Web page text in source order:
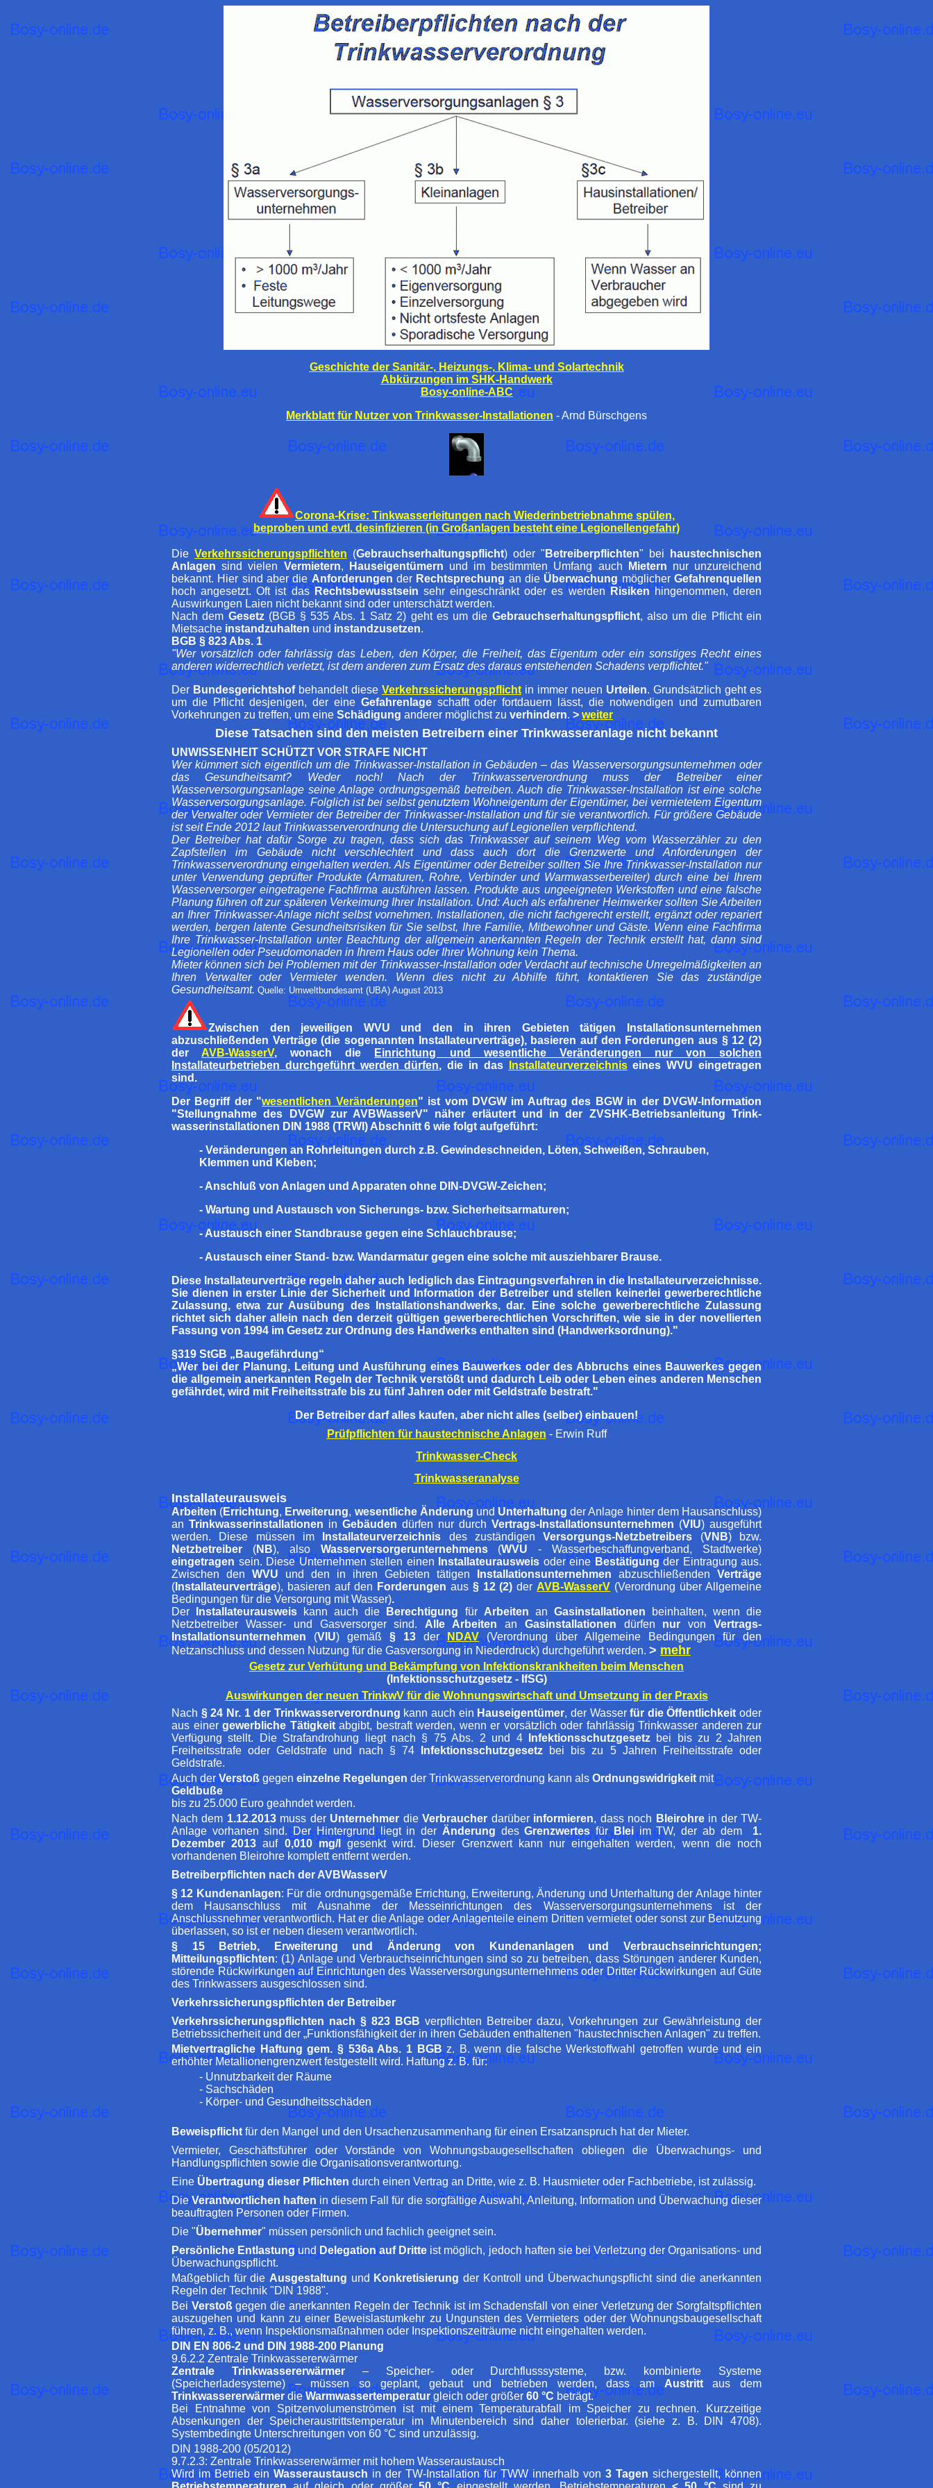
Geschichte der Sanitär-, Heizungs-, Klima- und Solartechnik
Abkürzungen im SHK-Handwerk
Bosy-online-ABC
Merkblatt für Nutzer von Trinkwasser-Installationen - Arnd Bürschgens
Corona-Krise: Tinkwasserleitungen nach Wiederinbetriebnahme spülen,
beproben und evtl. desinfizieren (in Großanlagen besteht eine Legionellengefahr)
Die Verkehrssicherungspflichten (Gebrauchserhaltungspflicht) oder " Betreiberpflichten" bei
haustechnischen
Anlagen sind vielen Vermietern, Hauseigentümern und im bestimmten Umfang auch Mietern nur unzureichend
bekannt. Hier sind aber die Anforderungen der Rechtsprechung an die Überwachung möglicherGefahrenquellen
hoch angesetzt. Oft ist das Rechtsbewusstsein sehr eingeschränkt oder es werdenRisikenhingenommen, deren
Auswirkungen Laien nicht bekannt sind oder unterschätzt werden.
Nach dem Gesetz(BGB § 535 Abs. 1 Satz 2) geht es um die Gebrauchserhaltungspflicht, also um die Pflicht ein
Mietsache instandzuhalten und instandzusetzen.
BGB § 823 Abs. 1
"Wer vorsätzlich oder fahrlässig das Leben, den Körper, die Freiheit, das Eigentum oder ein sonstiges Recht eines
anderen widerrechtlich verletzt, ist dem anderen zum Ersatz des daraus entstehenden Schadens verpflichtet."
Der Bundesgerichtshofbehandelt diese Verkehrssicherungspflicht in immer neuen Urteilen. Grundsätzlich geht es
um die Pflicht desjenigen, der eine Gefahrenlageschafft oder fortdauern lässt, die notwendigen und zumutbaren
Vorkehrungen zu treffen, um eine Schädigung anderer möglichst zu verhindern. > weiter
Diese Tatsachen sind den meisten Betreibern einer Trinkwasseranlage nicht bekannt
UNWISSENHEIT SCHÜTZT VOR STRAFE NICHT
Wer kümmert sich eigentlich um die Trinkwasser-Installation in Gebäuden – das Wasserversorgungsunternehmen oder
das Gesundheitsamt? Weder noch! Nach der Trinkwasserverordnung muss der Betreiber einer
Wasserversorgungsanlage seine Anlage ordnungsgemäß betreiben. Auch die Trinkwasser-Installation ist eine solche
Wasserversorgungsanlage. Folglich ist bei selbst genutztem Wohneigentum der Eigentümer, bei vermietetem Eigentum
der Verwalter oder Vermieter der Betreiber der Trinkwasser-Installation und für sie verantwortlich. Für größere Gebäude
ist seit Ende 2012 laut Trinkwasserverordnung die Untersuchung auf Legionellen verpflichtend.
Der Betreiber hat dafür Sorge zu tragen, dass sich das Trinkwasser auf seinem Weg vom Wasserzähler zu den
Zapfstellen im Gebäude nicht verschlechtert und dass auch dort die Grenzwerte und Anforderungen der
Trinkwasserverordnung eingehalten werden. Als Eigentümer oder Betreiber sollten Sie Ihre Trinkwasser-Installation nur
unter Verwendung geprüfter Produkte (Armaturen, Rohre, Verbinder und Warmwasserbereiter) durch eine bei Ihrem
Wasserversorger eingetragene Fachfirma ausführen lassen. Produkte aus ungeeigneten Werkstoffen und eine falsche
Planung führen oft zur späteren Verkeimung Ihrer Installation. Und: Auch als erfahrener Heimwerker sollten Sie Arbeiten
an Ihrer Trinkwasser-Anlage nicht selbst vornehmen. Installationen, die nicht fachgerecht erstellt, ergänzt oder repariert
werden, bergen latente Gesundheitsrisiken für Sie selbst, Ihre Familie, Mitbewohner und Gäste. Wenn eine Fachfirma
Ihre Trinkwasser-Installation unter Beachtung der allgemein anerkannten Regeln der Technik erstellt hat, dann sind
Legionellen oder Pseudomonaden in Ihrem Haus oder Ihrer Wohnung kein Thema.
Mieter können sich bei Problemen mit der Trinkwasser-Installation oder Verdacht auf technische Unregelmäßigkeiten an
Ihren Verwalter oder Vermieter wenden. Wenn dies nicht zu Abhilfe führt, kontaktieren Sie das zuständige
Gesundheitsamt. Quelle: Umweltbundesamt (UBA) August 2013
Zwischen den jeweiligen WVU und den in ihren Gebieten tätigen Installationsunternehmen
abzuschließenden Verträge (die sogenannten Installateurverträge), basieren auf den Forderungen aus § 12 (2)
der AVB-WasserV, wonach die
Einrichtung und wesentliche Veränderungen nur von solchen
Installateurbetrieben durchgeführt werden dürfen, die in das Installateurverzeichniseines WVU eingetragen
sind.
Der Begriff der "wesentlichen Veränderungen" ist vom DVGW im Auftrag des BGW in der DVGW-lnformation
"Stellungnahme des DVGW zur AVBWasserV" näher erläutert und in der ZVSHK-Betriebsanleitung Trink-
wasserinstallationen DIN 1988 (TRWI) Abschnitt 6 wie folgt aufgeführt:
- Veränderungen an Rohrleitungen durch z.B. Gewindeschneiden, Löten, Schweißen, Schrauben,
Klemmen und Kleben;
- Anschluß von Anlagen und Apparaten ohne DIN-DVGW-Zeichen;
- Wartung und Austausch von Sicherungs- bzw. Sicherheitsarmaturen;
- Austausch einer Standbrause gegen eine Schlauchbrause;
- Austausch einer Stand- bzw. Wandarmatur gegen eine solche mit ausziehbarer Brause.
Diese Installateurverträge regeln daher auch lediglich das Eintragungsverfahren in die Installateurverzeichnisse.
Sie dienen in erster Linie der Sicherheit und Information der Betreiber und stellen keinerlei gewerberechtliche
Zulassung, etwa zur Ausübung des Installationshandwerks, dar. Eine solche gewerberechtliche Zulassung
richtet sich daher allein nach den derzeit gültigen gewerberechtlichen Vorschriften, wie sie in der novellierten
Fassung von 1994 im Gesetz zur Ordnung des Handwerks enthalten sind (Handwerksordnung)."
§319 StGB „Baugefährdung“
„Wer bei der Planung, Leitung und Ausführung eines Bauwerkes oder des Abbruchs eines Bauwerkes gegen
die allgemein anerkannten Regeln der Technik verstößt und dadurch Leib oder Leben eines anderen Menschen
gefährdet, wird mit Freiheitsstrafe bis zu fünf Jahren oder mit Geldstrafe bestraft."
Der Betreiber darf alles kaufen, aber nicht alles (selber) einbauen!
Prüfpflichten für haustechnische Anlagen - Erwin Ruff
Trinkwasser-Check
Trinkwasseranalyse
Installateurausweis
Arbeiten(Errichtung, Erweiterung, wesentliche Änderung undUnterhaltung der Anlage hinter dem Hausanschluss)
an Trinkwasserinstallationen in Gebäuden dürfen nur durch Vertrags-Installationsunternehmen (VIU) ausgeführt
werden. Diese müssen im
Installateurverzeichnis des zuständigenVersorgungs-Netzbetreibers (VNB) bzw.
Netzbetreiber (NB), also Wasserversorgerunternehmens(WVU - Wasserbeschaffungverband, Stadtwerke)
eingetragen sein. Diese Unternehmen stellen einen Installateurausweis oder eineBestätigungder Eintragung aus.
Zwischen den WVU und den in ihren Gebieten tätigen Installationsunternehmen abzuschließenden Verträge
( Installateurverträge), basieren auf den Forderungen aus § 12 (2)der AVB-WasserV (Verordnung über Allgemeine
Bedingungen für die Versorgung mit Wasser).
Der
Installateurausweis kann auch die Berechtigung für Arbeiten an Gasinstallationen beinhalten, wenn die
Netzbetreiber Wasser- und Gasversorger sind. Alle Arbeiten an Gasinstallationen dürfen nur vonVertrags-
Installationsunternehmen (VIU) gemäß § 13 der NDAV(Verordnung über Allgemeine Bedingungen für den
Netzanschluss und dessen Nutzung für die Gasversorgung in Niederdruck) durchgeführt werden. > mehr
Gesetz zur Verhütung und Bekämpfung von Infektionskrankheiten beim Menschen
(Infektionsschutzgesetz - IfSG)
Auswirkungen der neuen TrinkwV für die Wohnungswirtschaft und Umsetzung in der Praxis
Nach § 24 Nr. 1 der Trinkwasserverordnung kann auch ein Hauseigentümer, der Wasserfür die Öffentlichkeit oder
aus einer gewerbliche Tätigkeitabgibt, bestraft werden, wenn er vorsätzlich oder fahrlässig Trinkwasser anderen zur
Verfügung stellt. Die Strafandrohung liegt nach § 75 Abs. 2 und 4
Infektionsschutzgesetzbei bis zu 2 Jahren
Freiheitsstrafe oder Geldstrafe und nach § 74
Infektionsschutzgesetz bei bis zu 5 Jahren Freiheitsstrafe oder
Geldstrafe.
Auch derVerstoß gegen einzelne Regelungen der Trinkwasserverordnung kann als Ordnungswidrigkeit mit
Geldbuße
bis zu 25.000 Euro geahndet werden.
Nach dem 1.12.2013muss der Unternehmer dieVerbraucher darüber informieren, dass noch Bleirohrein der TW-
Anlage vorhanen sind. Der Hintergrund liegt in der Änderung desGrenzwertesfür Bleiim TW, der ab dem
1.
Dezember 2013 auf 0,010 mg/l gesenkt wird. Dieser Grenzwert kann nur eingehalten werden, wenn die noch
vorhandenen Bleirohre komplett entfernt werden.
Betreiberpflichten nach der AVBWasserV
§ 12 Kundenanlagen: Für die ordnungsgemäße Errichtung, Erweiterung, Änderung und Unterhaltung der Anlage hinter
dem Hausanschluss mit Ausnahme der Messeinrichtungen des Wasserversorgungsunternehmens ist der
Anschlussnehmer verantwortlich. Hat er die Anlage oder Anlagenteile einem Dritten vermietet oder sonst zur Benutzung
überlassen, so ist er neben diesem verantwortlich.
§ 15 Betrieb, Erweiterung und Änderung von Kundenanlagen und Verbrauchseinrichtungen;
Mitteilungspflichten: (1) Anlage und Verbrauchseinrichtungen sind so zu betreiben, dass Störungen anderer Kunden,
störende Rückwirkungen auf Einrichtungen des Wasserversorgungsunternehmens oder Dritter Rückwirkungen auf Güte
des Trinkwassers ausgeschlossen sind.
Verkehrssicherungspflichten der Betreiber
Verkehrssicherungspflichten nach § 823 BGB verpflichten Betreiber dazu, Vorkehrungen zur Gewährleistung der
Betriebssicherheit und der „Funktionsfähigkeit der in ihren Gebäuden enthaltenen "haustechnischen Anlagen" zu treffen.
Mietvertragliche Haftung gem. § 536a Abs. 1 BGB z. B. wenn die falsche Werkstoffwahl getroffen wurde und ein
erhöhter Metallionengrenzwert festgestellt wird. Haftung z. B. für:
- Unnutzbarkeit der Räume
- Sachschäden
- Körper- und Gesundheitsschäden
Beweispflicht für den Mangel und den Ursachenzusammenhang für einen Ersatzanspruch hat der Mieter.
Vermieter, Geschäftsführer oder Vorstände von Wohnungsbaugesellschaften obliegen die Überwachungs- und
Handlungspflichten sowie die Organisationsverantwortung.
Eine Übertragung dieser Pflichten durch einen Vertrag an Dritte, wie z. B. Hausmieter oder Fachbetriebe, ist zulässig.
DieVerantwortlichen haften in diesem Fall für die sorgfältige Auswahl, Anleitung, Information und Überwachung dieser
beauftragten Personen oder Firmen.
Die "Übernehmer" müssen persönlich und fachlich geeignet sein.
Persönliche EntlastungundDelegation auf Dritte ist möglich, jedoch haften sie bei Verletzung der Organisations- und
Überwachungspflicht.
Maßgeblich für die Ausgestaltung und Konkretisierung der Kontroll und Überwachungspflicht sind die anerkannten
Regeln der Technik "DIN 1988".
Bei Verstoßgegen die anerkannten Regeln der Technik ist im Schadensfall von einer Verletzung der Sorgfaltspflichten
auszugehen und kann zu einer Beweislastumkehr zu Ungunsten des Vermieters oder der Wohnungsbaugesellschaft
führen, z. B., wenn Inspektionsmaßnahmen oder Inspektionszeiträume nicht eingehalten werden.
DIN EN 806-2 und DIN 1988-200 Planung
9.6.2.2 Zentrale Trinkwassererwärmer
Zentrale Trinkwassererwärmer– Speicher- oder Durchflusssysteme, bzw. kombinierte Systeme
(Speicherladesysteme) – müssen so geplant, gebaut und betrieben werden, dass am Austrittaus dem
Trinkwassererwärmer dieWarmwassertemperatur gleich oder größer 60 °C beträgt.
Bei Entnahme von Spitzenvolumenströmen ist mit einem Temperaturabfall im Speicher zu rechnen. Kurzzeitige
Absenkungen der Speicheraustrittstemperatur im Minutenbereich sind daher tolerierbar. (siehe z. B. DIN 4708).
Systembedingte Unterschreitungen von 60 °C sind unzulässig.
DIN 1988-200 (05/2012)
9.7.2.3: Zentrale Trinkwassererwärmer mit hohem Wasseraustausch
Wird im Betrieb ein Wasseraustausch in der TW-Installation für TWW innerhalb von 3 Tagen sichergestellt, können